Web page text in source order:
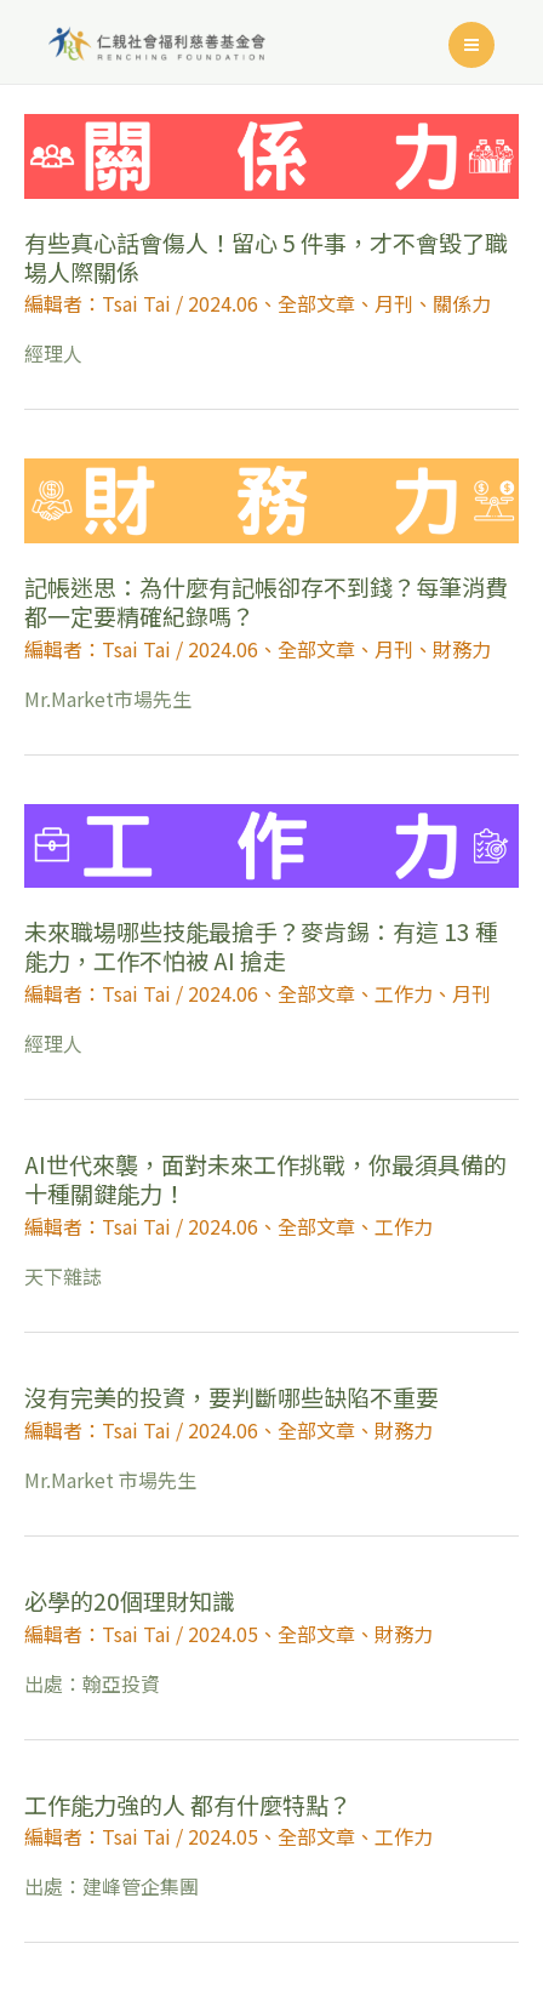
有些真心話會傷人！留心 5 件事，才不會毀了職
場人際關係
編輯者：Tsai Tai / 2024.06 、 全部文章 、 月刊 、 關係力
經理人
記帳迷思：為什麼有記帳卻存不到錢？每筆消費
都一定要精確紀錄嗎？
編輯者：Tsai Tai / 2024.06 、 全部文章 、 月刊 、 財務力
Mr.Market市場先生
未來職場哪些技能最搶手？麥肯錫：有這 13 種
能力，工作不怕被 AI 搶走
編輯者：Tsai Tai / 2024.06 、 全部文章 、 工作力 、 月刊
經理人
AI世代來襲，面對未來工作挑戰，你最須具備的
十種關鍵能力！
編輯者：Tsai Tai / 2024.06 、 全部文章 、 工作力
天下雜誌
沒有完美的投資，要判斷哪些缺陷不重要
編輯者：Tsai Tai / 2024.06 、 全部文章 、 財務力
Mr.Market 市場先生
必學的20個理財知識
編輯者：Tsai Tai / 2024.05 、 全部文章 、 財務力
出處：翰亞投資
工作能力強的人 都有什麼特點？
編輯者：Tsai Tai / 2024.05 、 全部文章 、 工作力
出處：建峰管企集團